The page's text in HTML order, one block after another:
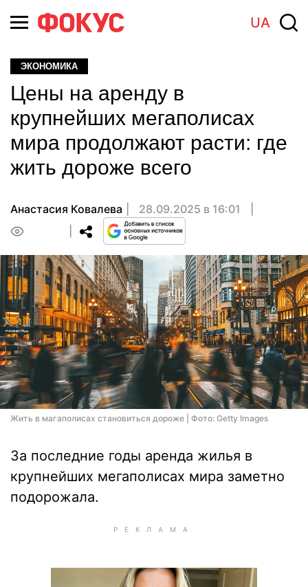
UA
ЭКОНОМИКА
Цены на аренду в
крупнейших мегаполисах
мира продолжают расти: где
жить дороже всего
Анастасия Ковалева
28.09.2025 в 16:01
Жить в магаполисах становиться дороже | Фото: Getty Images
За последние годы аренда жилья в
крупнейших мегаполисах мира заметно
подорожала.